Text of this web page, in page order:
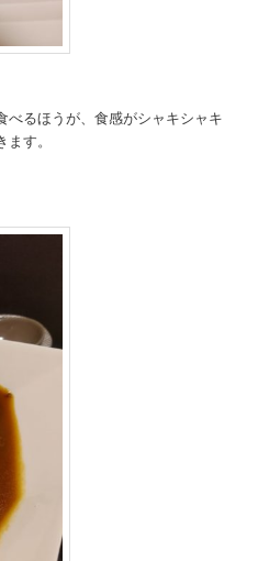
るほうが、食感がシャキシャキ
す。